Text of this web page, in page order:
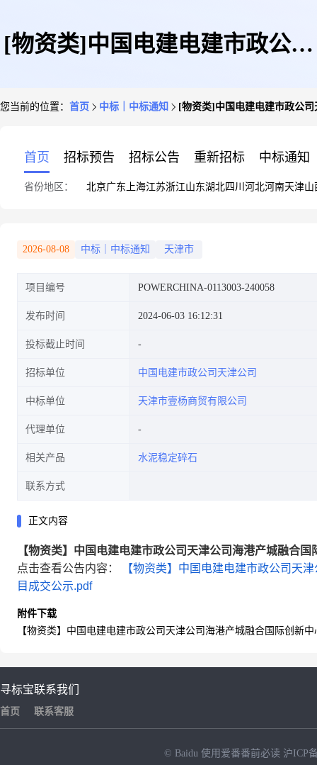
[物资类]中国电建电建市政公司
项目成交公示
您当前的位置： 首页 中标｜中标通知 [物资类]中国电建电建市政公
首页 招标预告 招标公告 重新招标 中标通知
省份地区： 北京广东 上海江苏浙江山东湖北四川 河北河南天津山
2026-08-08 中标｜中标通知 天津市
项目编号 POWERCHINA-0113003-240058
发布时间 2024-06-03 16:12:31
投标截止时间
招标单位 中国电建市政公司天津公司
中标单位 天津市壹杨商贸有限公司
代理单位
相关产品 水泥稳定碎石
联系方式
正文内容
【物资类】中国电建电建市政公司天津公司海港产城融合
点击查看公告内容：
【物资类】中国电建电建市政公司天
目成交公示.pdf
附件下载
【物资类】中国电建电建市政公司天津公司海港产城融合国际创新
寻标宝
首页
联系我们
联系客服
© Baidu 使用爱番番前必读 沪ICP